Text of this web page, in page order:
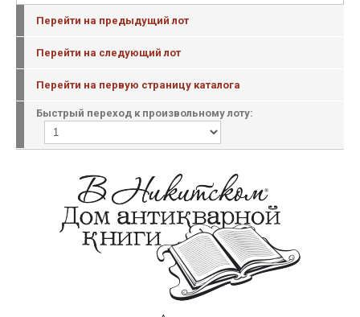
Перейти на предыдущий лот
Перейти на следующий лот
Перейти на первую страницу каталога
Быстрый переход к произвольному лоту: